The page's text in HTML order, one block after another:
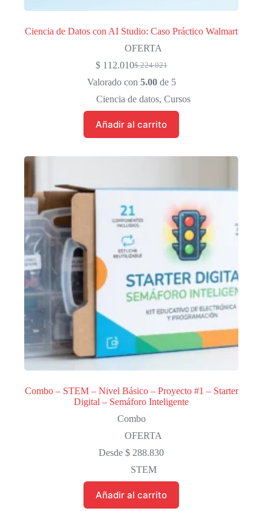
Ciencia de Datos con AI Studio: Caso Práctico Walmart
OFERTA
$224.021
El
precio
era:
$ 224.021.
$112.010El
precio
es:
$ 112.010.
Valorado con 5.00de 5
Ciencia de datos,Cursos
Añadir al carrito
Combo – STEM – Nivel Básico – Proyecto #1 – Starter
Digital – Semáforo Inteligente
Combo
OFERTA
Desde$ 288.830
STEM
Añadir al carrito